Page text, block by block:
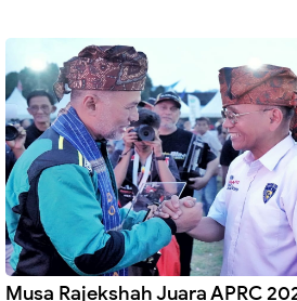
Musa Rajekshah Juara APRC